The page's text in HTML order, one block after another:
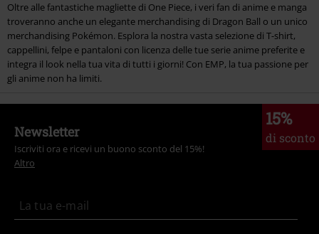
Oltre alle fantastiche magliette di One Piece, i veri fan di anime e manga
troveranno anche un elegante merchandising di Dragon Ball o un unico
merchandising Pokémon. Esplora la nostra vasta selezione di T-shirt,
cappellini, felpe e pantaloni con licenza delle tue serie anime preferite e
integra il look nella tua vita di tutti i giorni! Con EMP, la tua passione per
gli anime non ha limiti.
15%
di sconto
Newsletter
Iscriviti ora e ricevi un buono sconto del 15%!
Altro